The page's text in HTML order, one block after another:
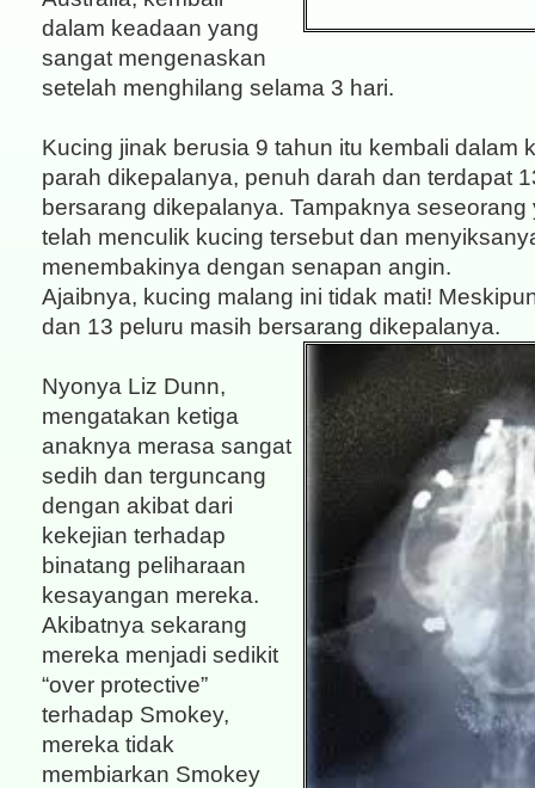
dalam keadaan yang
sangat mengenaskan
setelah menghilang selama 3 hari.
Kucing jinak berusia 9 tahun itu kembali dalam
parah dikepalanya, penuh darah dan terdapat
bersarang dikepalanya. Tampaknya seseorang
telah menculik kucing tersebut dan
menembakinya dengan senapan angin.
Ajaibnya, kucing malang ini tidak mati!
dan 13 peluru masih bersarang dikepalanya.
Nyonya Liz Dunn,
mengatakan ketiga
anaknya merasa sangat
sedih dan terguncang
dengan akibat dari
kekejian terhadap
binatang peliharaan
kesayangan mereka.
Akibatnya sekarang
mereka menjadi sedikit
“over protective”
terhadap Smokey,
mereka tidak
membiarkan Smokey